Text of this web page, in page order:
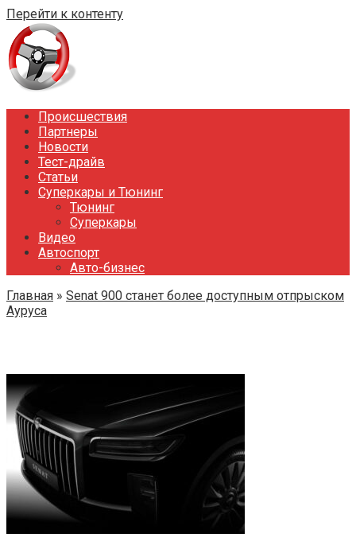
Перейти к контенту
Происшествия
Партнеры
Новости
Тест-драйв
Статьи
Суперкары и Тюнинг
Тюнинг
Суперкары
Видео
Автоспорт
Авто-бизнес
Главная » Senat 900 станет более доступным отпрыском
Ауруса